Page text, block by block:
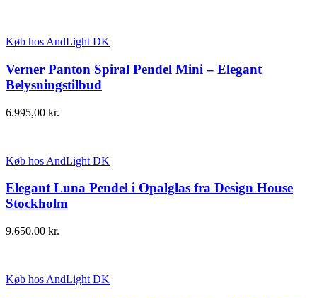
Køb hos AndLight DK
Verner Panton Spiral Pendel Mini – Elegant
Belysningstilbud
6.995,00 kr.
Køb hos AndLight DK
Elegant Luna Pendel i Opalglas fra Design House
Stockholm
9.650,00 kr.
Køb hos AndLight DK